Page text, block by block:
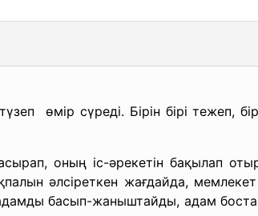
өмір сүреді. Бірін бірі тежеп,
оның іс-әрекетін бақылап
әлсіреткен жағдайда, мемлекет
басып-жаныштайды, адам